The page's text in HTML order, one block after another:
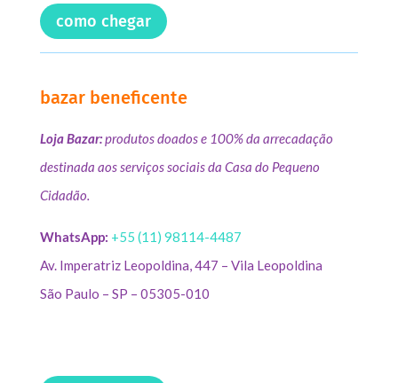
como chegar
bazar beneficente
Loja Bazar:produtos doados e 100% da arrecadação
destinada aos serviços sociais da Casa do Pequeno
Cidadão.
WhatsApp: +55 (11) 98114-4487
Av. Imperatriz Leopoldina, 447 – Vila Leopoldina
São Paulo – SP – 05305-010